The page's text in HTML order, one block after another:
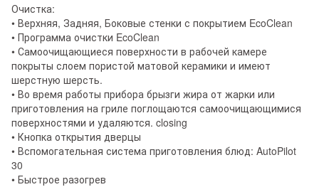
Очистка:
• Верхняя, Задняя, ​​Боковые стенки с покрытием EcoClean
• Программа очистки EcoClean
• Самоочищающиеся поверхности в рабочей камере
покрыты слоем пористой матовой керамики и имеют
шерстную шерсть.
• Во время работы прибора брызги жира от жарки или
приготовления на гриле поглощаются самоочищающимися
поверхностями и удаляются. closing
• Кнопка открытия дверцы
• Вспомогательная система приготовления блюд: AutoPilot
30
• Быстрое разогрев